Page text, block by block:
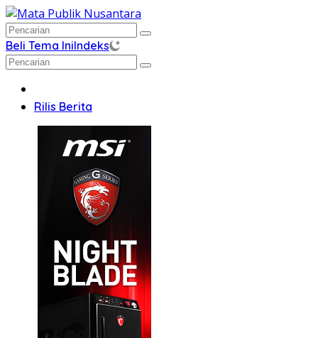
Langsung
ke
konten
Beli Tema IniIndeks
Rilis Berita